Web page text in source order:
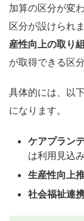
加算の区分が変
区分が設けられ
産性向上の取り
が取得できる区分
具体的には、以
になります。
ケアプラン
は利用見込み
生産性向上
社会福祉連